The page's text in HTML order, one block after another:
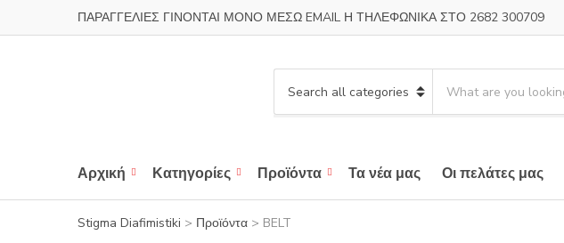
ΠΑΡΑΓΓΕΛΙΕΣ ΓΙΝΟΝΤΑΙ ΜΟΝΟ ΜΕΣΩ EMAIL Η ΤΗΛΕΦΩΝΙΚΑ ΣΤΟ 2682 300709
a
g
o
r
a
p
Αρχική Κατηγορίες Προϊόντα Τα νέα μας Οι πελάτες μας
Stigma Diafimistiki > Προϊόντα > BELT